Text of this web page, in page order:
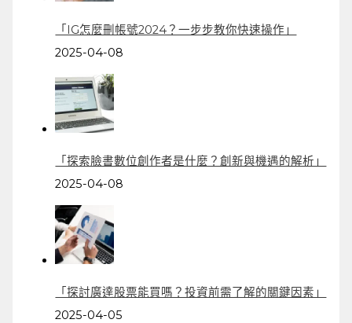
「IG怎麼刪帳號2024？一步步教你快速操作」
2025-04-08
「探索臉書數位創作者是什麼？創新與機遇的解析」
2025-04-08
「探討廣達股票能買嗎？投資前需了解的關鍵因素」
2025-04-05